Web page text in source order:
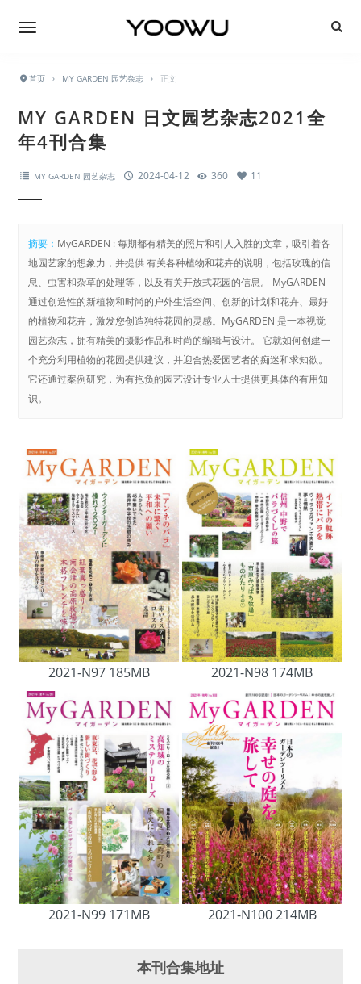
首页 › MY GARDEN 园艺杂志 › 正文
MY GARDEN 日文园艺杂志2021全
年4刊合集
MY GARDEN 园艺杂志 2024-04-12 360 11
摘要： MyGARDEN : 每期都有精美的照片和引人入胜的文章，吸引着各
地园艺家的想象力，并提供 有关各种植物和花卉的说明，包括玫瑰的信
息、虫害和杂草的处理等，以及有关开放式花园的信息。 MyGARDEN
通过创造性的新植物和时尚的户外生活空间、创新的计划和花卉、最好
的植物和花卉，激发您创造独特花园的灵感。MyGARDEN 是一本视觉
园艺杂志，拥有精美的摄影作品和时尚的编辑与设计。 它就如何创建一
个充分利用植物的花园提供建议，并迎合热爱园艺者的痴迷和求知欲。
它还通过案例研究，为有抱负的园艺设计专业人士提供更具体的有用知
识。
2021-N97 185MB 2021-N98 174MB
2021-N99 171MB 2021-N100 214MB
本刊合集地址